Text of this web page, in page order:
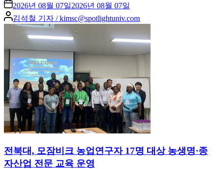
2026년 08월 07일2026년 08월 07일
Posted
by
김석철 기자 / kimsc@spotlightuniv.com
전북대, 모잠비크 농업연구자 17명 대상 농생명·종
자산업 전문 교육 운영